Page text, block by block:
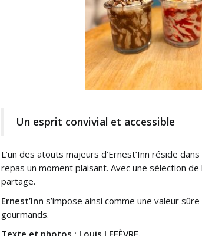
Un esprit convivial et accessible
L’un des atouts majeurs d’Ernest’Inn réside
repas un moment plaisant. Avec une sélection
partage.
Ernest’Inn s’impose ainsi comme une valeur
gourmands.
Texte et photos : Louis LEFÈVRE.